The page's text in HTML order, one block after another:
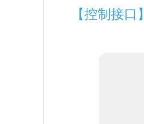
【控制接口】